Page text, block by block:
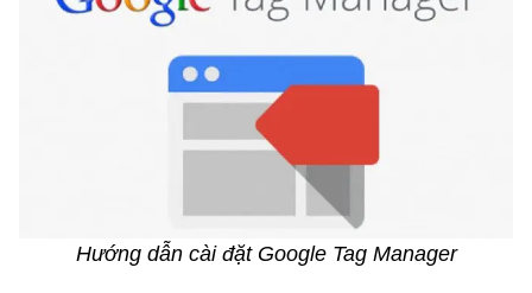
Hướng dẫn cài đặt Google Tag Manager